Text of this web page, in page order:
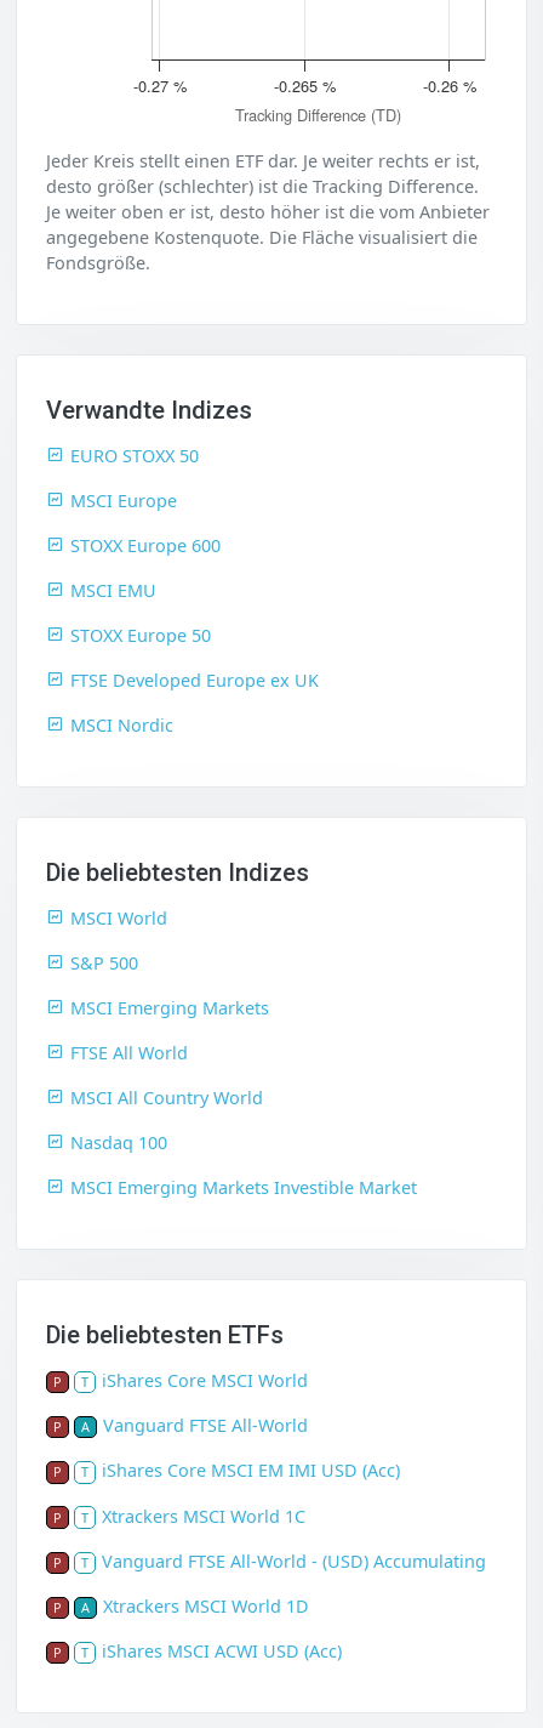
Tracking Difference (TD)
-0.27 % -0.265 % -0.26 %
Jeder Kreis stellt einen ETF dar. Je weiter rechts er ist,
desto größer (schlechter) ist die Tracking Difference.
Je weiter oben er ist, desto höher ist die vom Anbieter
angegebene Kostenquote. Die Fläche visualisiert die
Fondsgröße.
Verwandte Indizes
EURO STOXX 50
MSCI Europe
STOXX Europe 600
MSCI EMU
STOXX Europe 50
FTSE Developed Europe ex UK
MSCI Nordic
Die beliebtesten Indizes
MSCI World
S&P 500
MSCI Emerging Markets
FTSE All World
MSCI All Country World
Nasdaq 100
MSCI Emerging Markets Investible Market
Die beliebtesten ETFs
P T iShares Core MSCI World
P A Vanguard FTSE All-World
P T iShares Core MSCI EM IMI USD (Acc)
P T Xtrackers MSCI World 1C
P T Vanguard FTSE All-World - (USD) Accumulating
P A Xtrackers MSCI World 1D
P T iShares MSCI ACWI USD (Acc)